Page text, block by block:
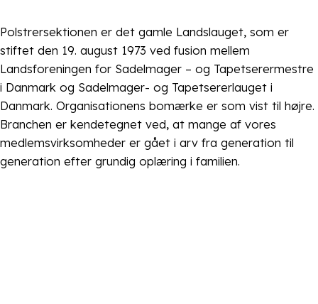
Polstrersektionen er det gamle Landslauget, som er
stiftet den 19. august 1973 ved fusion mellem
Landsforeningen for Sadelmager – og Tapetserermestre
i Danmark og Sadelmager- og Tapetsererlauget i
Danmark. Organisationens bomærke er som vist til højre.
Branchen er kendetegnet ved, at mange af vores
medlemsvirksomheder er gået i arv fra generation til
generation efter grundig oplæring i familien.